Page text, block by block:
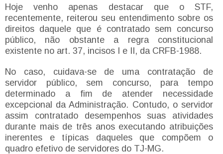
Hoje venho apenas destacar que o STF,
recentemente, reiterou seu entendimento sobre os
direitos daquele que é contratado sem concurso
público, não obstante a regra constitucional
existente no art. 37, incisos I e II, da CRFB-1988.
No caso, cuidava-se de uma contratação de
servidor público, sem concurso, para tempo
determinado a fim de atender necessidade
excepcional da Administração. Contudo, o servidor
assim contratado desempenhos suas atividades
durante mais de três anos executando atribuições
inerentes e típicas daqueles que compõem o
quadro efetivo de servidores do TJ-MG.